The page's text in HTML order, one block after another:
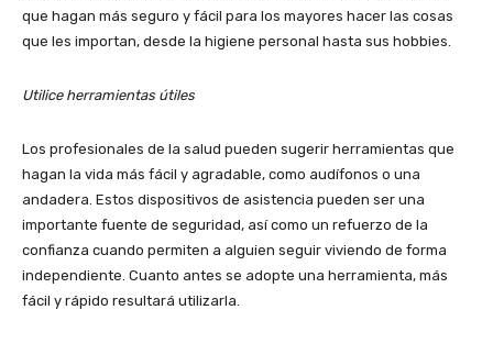
que hagan más seguro y fácil para los mayores hacer las cosas
que les importan, desde la higiene personal hasta sus hobbies.
Utilice herramientas útiles
Los profesionales de la salud pueden sugerir herramientas que
hagan la vida más fácil y agradable, como audífonos o una
andadera. Estos dispositivos de asistencia pueden ser una
importante fuente de seguridad, así como un refuerzo de la
confianza cuando permiten a alguien seguir viviendo de forma
independiente. Cuanto antes se adopte una herramienta, más
fácil y rápido resultará utilizarla.